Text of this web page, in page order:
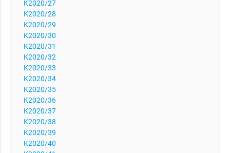
K2020/27
K2020/28
K2020/29
K2020/30
K2020/31
K2020/32
K2020/33
K2020/34
K2020/35
K2020/36
K2020/37
K2020/38
K2020/39
K2020/40